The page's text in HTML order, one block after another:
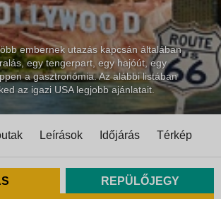
embernek utazás kapcsán általában
egy tengerpart, egy hajóút, egy
a gasztronómia. Az alábbi listában
az igazi USA legjobb ajánlatait.
Leírások Időjárás Térkép
REPÜLŐJEGY